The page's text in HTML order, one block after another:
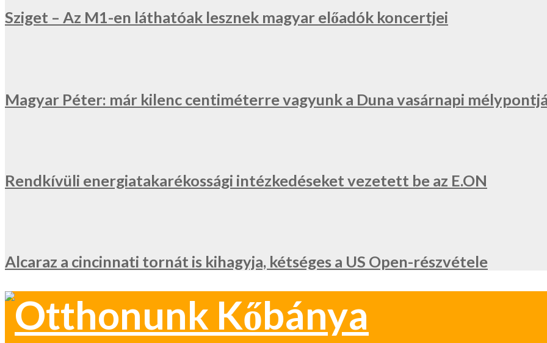
Sziget – Az M1-en láthatóak lesznek magyar előadók koncertjei
Magyar Péter: már kilenc centiméterre vagyunk a Duna vasárnapi
Rendkívüli energiatakarékossági intézkedéseket vezetett be az E.ON
Alcaraz a cincinnati tornát is kihagyja, kétséges a US Open-részvétele